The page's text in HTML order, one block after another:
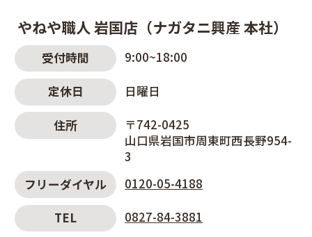
やねや職人 岩国店（ナガタニ興産 本社）
受付時間 9:00~18:00
定休日 日曜日
住所
〒742-0425
山口県岩国市周東町西長野954-
3
フリーダイヤル
0120-05-4188
TEL 0827-84-3881